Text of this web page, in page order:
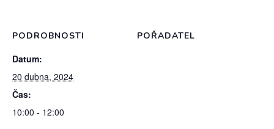
PODROBNOSTI
Datum:
20 dubna, 2024
Čas:
10:00 - 12:00
POŘADATEL